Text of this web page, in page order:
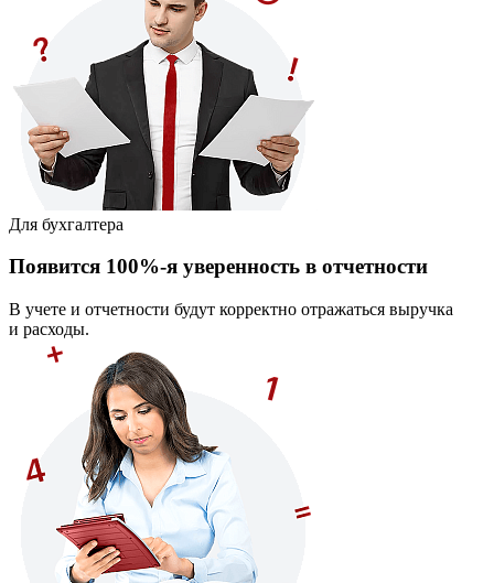
Для бухгалтера
Появится 100%-я уверенность в отчетности
В учете и отчетности будут корректно отражаться выручка
и расходы.